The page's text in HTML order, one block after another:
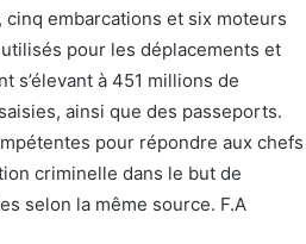
embarcations et six moteurs
pour les déplacements et
s’élevant à 451 millions de
ainsi que des passeports.
pour répondre aux chefs
criminelle dans le but de
selon la même source. F.A